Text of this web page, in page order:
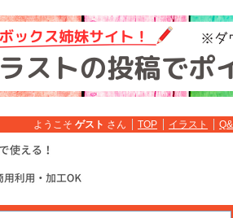
ようこそ ゲスト さん TOP イラスト